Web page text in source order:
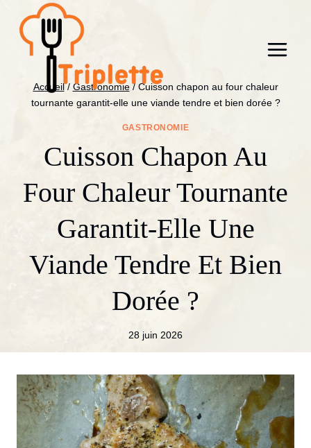
contenu
Accueil / Gastronomie / Cuisson chapon au four chaleur
tournante garantit-elle une viande tendre et bien dorée ?
GASTRONOMIE
Cuisson Chapon Au
Four Chaleur Tournante
Garantit-Elle Une
Viande Tendre Et Bien
Dorée ?
28 juin 2026